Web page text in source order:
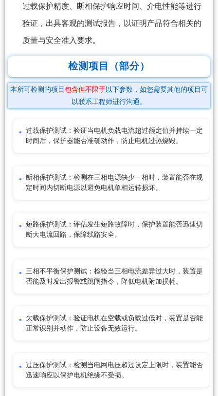
过载保护精度、断相保护响应时间、介电性能等进行
验证，出具客观的测试报告，以证明产品符合相关的
质量与安全准入要求。
检测项目（部分）
本所可检测的项目 包含但不限于以下参数，如您需要其他的项目可
以联系工程师进行沟通。
过载保护测试：验证当电机负载电流超过额定值并持续一定
时间后，保护器能否准确动作，防止电机过热烧毁。
断相保护测试：检测在三相电源缺少一相时，装置能否在规
定时间内切断电源以避免电机单相运转损坏。
短路保护测试：评估发生短路故障时，保护装置能否迅速切
断大电流回路，保障线路安全。
三相不平衡保护测试：检验当三相电流差异过大时，装置是
否能及时发出报警或跳闸指令，降低电机附加损耗。
欠载保护测试：验证电机在空载或负载过低时，装置是否能
正常识别并动作，防止设备无效运行。
过压保护测试：检测当电网电压超过设定上限时，装置能否
迅速响应以保护电机绝缘不受损。